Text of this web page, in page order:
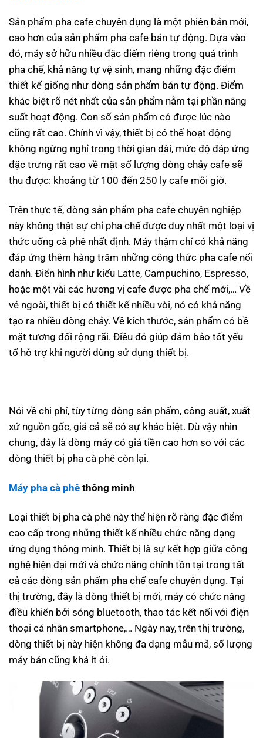
Sản phẩm pha cafe chuyên dụng là một phiên bản mới,
cao hơn của sản phẩm pha cafe bán tự động. Dựa vào
đó, máy sở hữu nhiều đặc điểm riêng trong quá trình
pha chế, khả năng tự vệ sinh, mang những đặc điểm
thiết kế giống như dòng sản phẩm bán tự động. Điểm
khác biệt rõ nét nhất của sản phẩm nằm tại phần nâng
suất hoạt động. Con số sản phẩm có được lúc nào
cũng rất cao. Chính vì vậy, thiết bị có thể hoạt động
không ngừng nghỉ trong thời gian dài, mức độ đáp ứng
đặc trưng rất cao về mặt số lượng dòng chảy cafe sẽ
thu được: khoảng từ 100 đến 250 ly cafe mỗi giờ.
Trên thực tế, dòng sản phẩm pha cafe chuyên nghiệp
này không thật sự chỉ pha chế được duy nhất một loại vị
thức uống cà phê nhất định. Máy thậm chí có khả năng
đáp ứng thêm hàng trăm những công thức pha cafe nổi
danh. Điển hình như kiểu Latte, Campuchino, Espresso,
hoặc một vài các hương vị cafe được pha chế mới,… Về
vẻ ngoài, thiết bị có thiết kế nhiều vòi, nó có khả năng
tạo ra nhiều dòng chảy. Về kích thước, sản phẩm có bề
mặt tương đối rộng rãi. Điều đó giúp đảm bảo tốt yếu
tố hỗ trợ khi người dùng sử dụng thiết bị.
Nói về chi phí, tùy từng dòng sản phẩm, công suất, xuất
xứ nguồn gốc, giá cả sẽ có sự khác biệt. Dù vậy nhìn
chung, đây là dòng máy có giá tiền cao hơn so với các
dòng thiết bị pha cà phê còn lại.
Máy pha cà phê thông minh
Loại thiết bị pha cà phê này thể hiện rõ ràng đặc điểm
cao cấp trong những thiết kế nhiều chức năng dạng
ứng dụng thông minh. Thiết bị là sự kết hợp giữa công
nghệ hiện đại mới và chức năng chính tồn tại trong tất
cả các dòng sản phẩm pha chế cafe chuyên dụng. Tại
thị trường, đây là dòng thiết bị mới, máy có chức năng
điều khiển bởi sóng bluetooth, thao tác kết nối với điện
thoại cá nhân smartphone,… Ngày nay, trên thị trường,
dòng thiết bị này hiện không đa dạng mẫu mã, số lượng
máy bán cũng khá ít ỏi.